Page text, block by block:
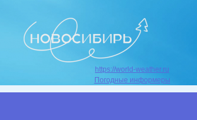
https://world-weather.ru
Погодные информеры